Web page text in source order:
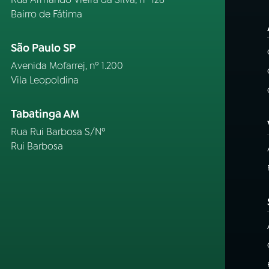
Bairro de Fátima
São Paulo SP
Avenida Mofarrej, nº 1.200
Vila Leopoldina
Tabatinga AM
Rua Rui Barbosa S/Nº
Rui Barbosa